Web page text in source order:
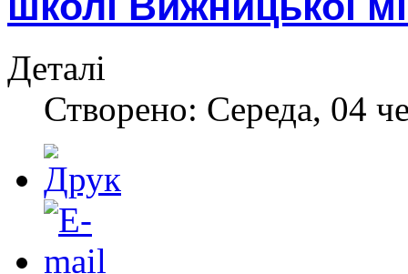
Деталі
Створено: Середа, 04